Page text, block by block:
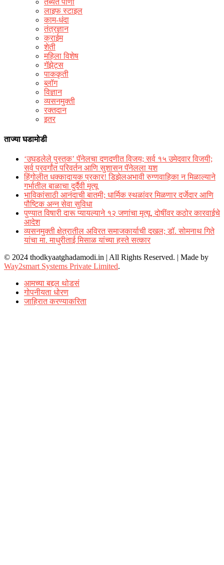
तब्येत पाणी
लाइफ स्टाइल
काम-धंदा
तंत्रज्ञान
क्राईम
शेती
महिला विशेष
गॅझेट्स
पाककृती
ब्लॉग
विज्ञान
व्यसनमुक्ती
रक्‍तदान
इतर
ताज्या घडामोडी
‘उघडलेले पुस्तक’ पॅनेलचा दणदणीत विजय; सर्व १५ उमेदवार विजयी;
सर्व प्रवर्गांत परिवर्तन आणि सुशासन पॅनेलला यश
हिंगोलीत धक्कादायक प्रकार! डिझेलअभावी रुग्णवाहिका न मिळाल्याने
गर्भातील बाळाचा दुर्दैवी मृत्यू
भाविकांसाठी आनंदाची बातमी; धार्मिक स्थळांवर मिळणार दर्जेदार आणि
पौष्टिक अन्न सेवा सुविधा
पुण्यात विषारी दारू प्यायल्याने १२ जणांचा मृत्यू, दोषींवर कठोर कारवाईचे
आदेश
व्यसनमुक्ती क्षेत्रातील अविरत समाजकार्याची दखल; डॉ. सोमनाथ गिते
यांचा मा. माधुरीताई मिसाळ यांच्या हस्ते सत्कार
© 2024 thodkyaatghadamodi.in | All Rights Reserved. | Made by
Way2smart Systems Private Limited.
आमच्या बद्दल थोडसं
गोपनीयता धोरण
जाहिरात करण्याकरिता